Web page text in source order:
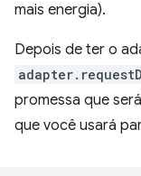
mais energia).
Depois de ter o
promessa que
que você usará